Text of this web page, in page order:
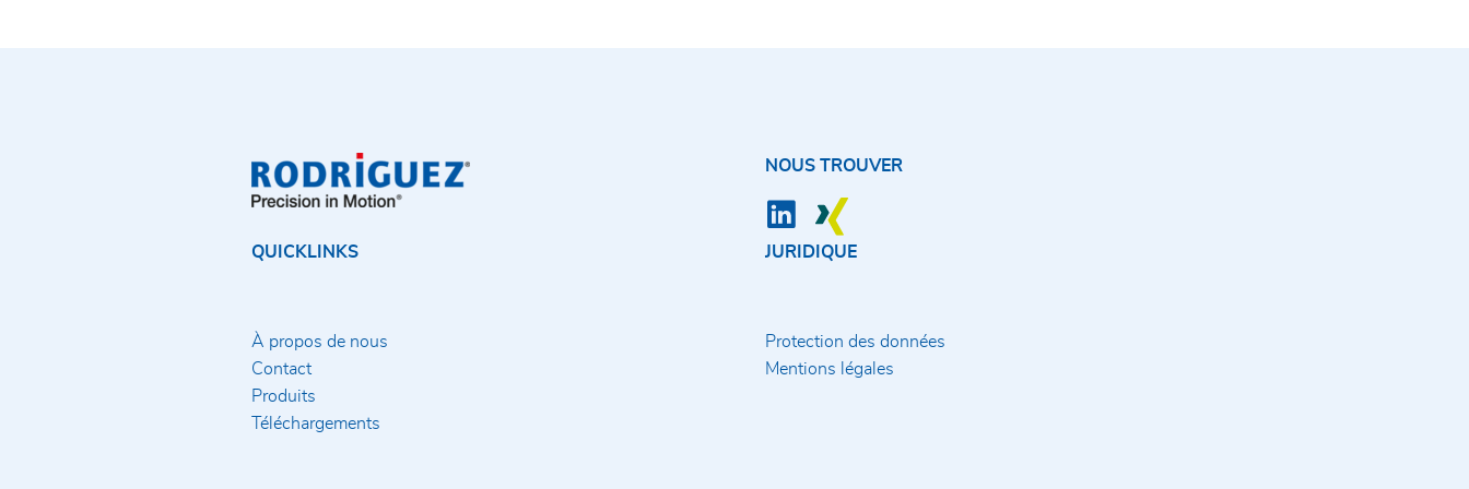
NOUS TROUVER
QUICKLINKS
À propos de nous
Contact
Produits
Téléchargements
JURIDIQUE
Protection des données
Mentions légales